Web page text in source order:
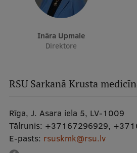
Ināra Upmale
Direktore
RSU Sarkanā Krusta
Rīga, J. Asara iela 5, LV-1009
Tālrunis: +37167296929,
E-pasts: rsuskmk@rsu.lv